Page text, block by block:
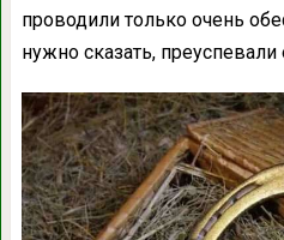
проводили только очень
нужно сказать,